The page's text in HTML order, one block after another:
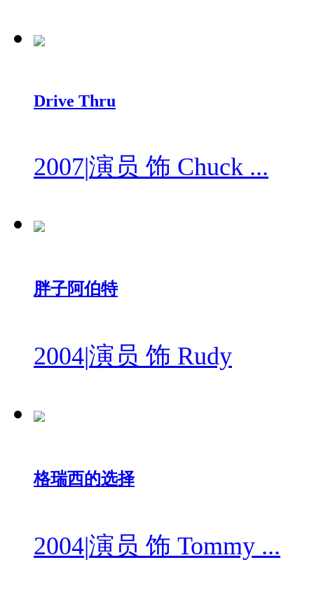
Drive Thru
2007|演员 饰 Chuck ...
胖子阿伯特
2004|演员 饰 Rudy
格瑞西的选择
2004|演员 饰 Tommy ...